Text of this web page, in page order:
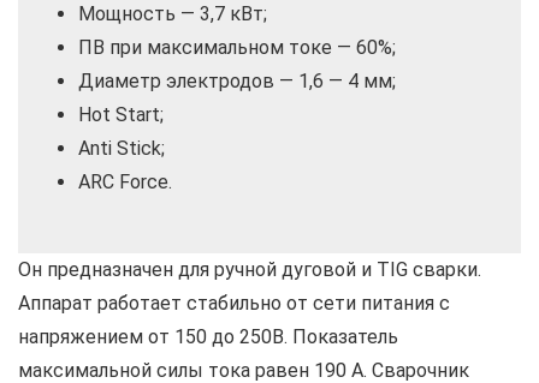
Мощность — 3,7 кВт;
ПВ при максимальном токе — 60%;
Диаметр электродов — 1,6 — 4 мм;
Hot Start;
Anti Stick;
ARC Force.
Он предназначен для ручной дуговой и TIG сварки.
Аппарат работает стабильно от сети питания с
напряжением от 150 до 250В. Показатель
максимальной силы тока равен 190 А. Сварочник